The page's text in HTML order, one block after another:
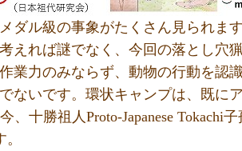
ダル級の事象がたくさん見られま
えれば謎でなく、今回の落とし穴
業力のみならず、動物の行動を認
ないです。環状キャンプは、既に
十勝祖人Proto-Japanese Tokachi